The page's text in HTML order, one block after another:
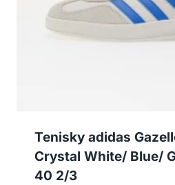
Tenisky adidas
Crystal White/ Blue/
40 2/3